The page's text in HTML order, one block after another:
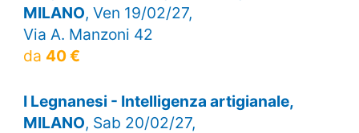
MILANO, Ven 19/02/27,
Via A. Manzoni 42
da 40 €
I Legnanesi - Intelligenza artigianale,
MILANO, Sab 20/02/27,